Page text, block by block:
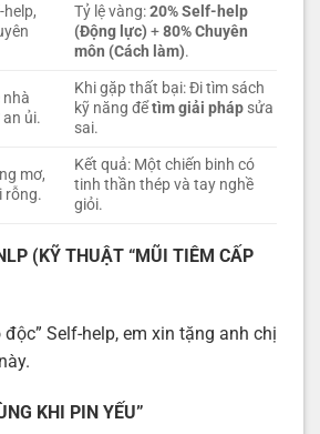
Tỷ lệ vàng:20% Self-help
(Động lực) +80% Chuyên
môn (Cách làm).
nhà
ủi.
Khi gặp thất bại: Đi tìm sách
kỹ năng đểtìm giải pháp sửa
sai.
mơ,
rỗng.
Kết quả: Một chiến binh có
tinh thần thép và tay nghề
giỏi.
(KỸ THUẬT “MŨI TIÊM CẤP
Self-help, em xin tặng anh chị
KHI PIN YẾU”